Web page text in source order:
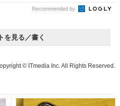
Recommended by
を見る／書く
© ITmedia Inc. All Rights Reserved.